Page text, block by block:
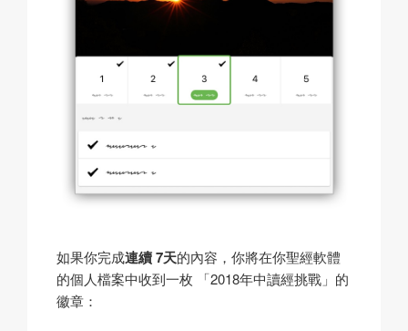
如果你完成連續 7天的內容，你將在你聖經軟體
的個人檔案中收到一枚 「2018年中讀經挑戰」的
徽章：